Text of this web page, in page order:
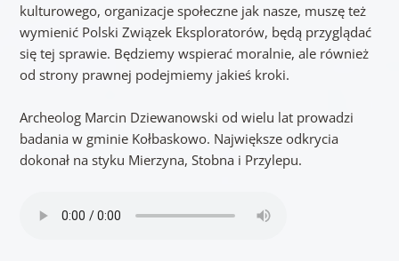
kulturowego, organizacje społeczne jak nasze, muszę też
wymienić Polski Związek Eksploratorów, będą przyglądać
się tej sprawie. Będziemy wspierać moralnie, ale również
od strony prawnej podejmiemy jakieś kroki.
Archeolog Marcin Dziewanowski od wielu lat prowadzi
badania w gminie Kołbaskowo. Największe odkrycia
dokonał na styku Mierzyna, Stobna i Przylepu.